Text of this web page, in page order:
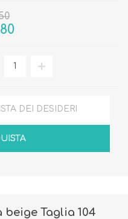
DEI DESIDERI
Taglia 104